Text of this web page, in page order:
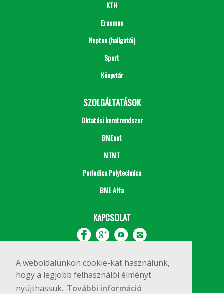
A weboldalunkon cookie-kat használunk,
hogy a legjobb felhasználói élményt
nyújthassuk. További információ
KTH
Erasmus
Neptun (hallgatói)
Sport
Könyvtár
SZOLGÁLTATÁSOK
Oktatási keretrendszer
BMEnet
MTMT
Periodica Polytechnica
BME Alfa
KAPCSOLAT